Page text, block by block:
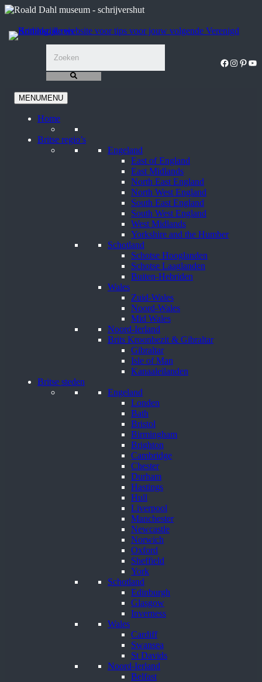
Ga
de
inhoud
Facebook
MENUMENU
Home
Britse regio’s
Engeland
East of England
East Midlands
North East England
North West England
South East England
South West England
West Midlands
Yorkshire and the Humber
Schotland
Schotse Hooglanden
Schotse Laaglanden
Buiten-Hebriden
Wales
Zuid-Wales
Noord-Wales
Mid Wales
Noord-Ierland
Brits Kroonbezit & Gibraltar
Gibraltar
Isle of Man
Kanaaleilanden
Britse steden
Engeland
Londen
Bath
Bristol
Birmingham
Brighton
Cambridge
Chester
Durham
Hastings
Hull
Liverpool
Manchester
Newcastle
Norwich
Oxford
Sheffield
York
Schotland
Edinburgh
Glasgow
Inverness
Wales
Cardiff
Swansea
St Davids
Noord-Ierland
Belfast